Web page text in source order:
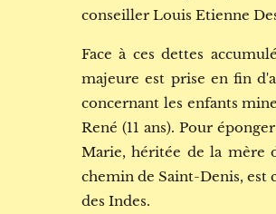
conseiller Louis Etienne
Face à ces dettes
majeure est prise en fin
concernant les enfants
René (11 ans). Pour
Marie, héritée de la mère
chemin de Saint-Denis, est
des Indes.